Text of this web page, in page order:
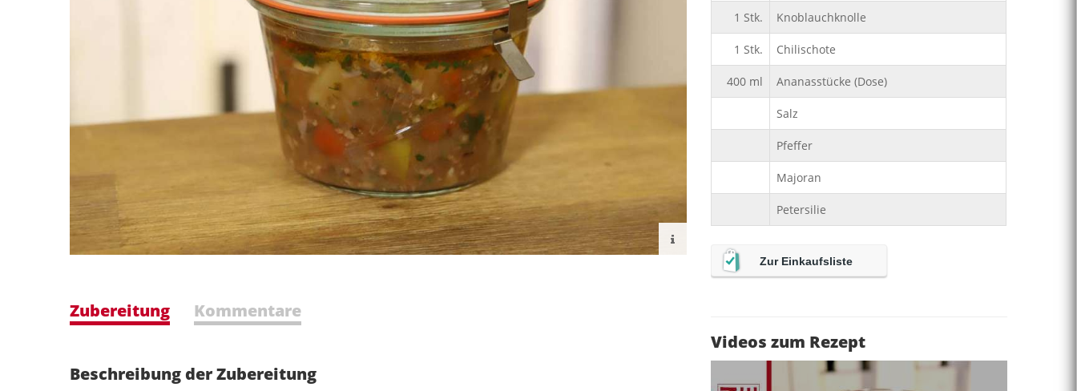
Zubereitung Kommentare
Beschreibung der Zubereitung
1 Stk. Knoblauchknolle
1 Stk. Chilischote
400 ml Ananasstücke (Dose)
Salz
Pfeffer
Majoran
Petersilie
Zur Einkaufsliste
Videos zum Rezept